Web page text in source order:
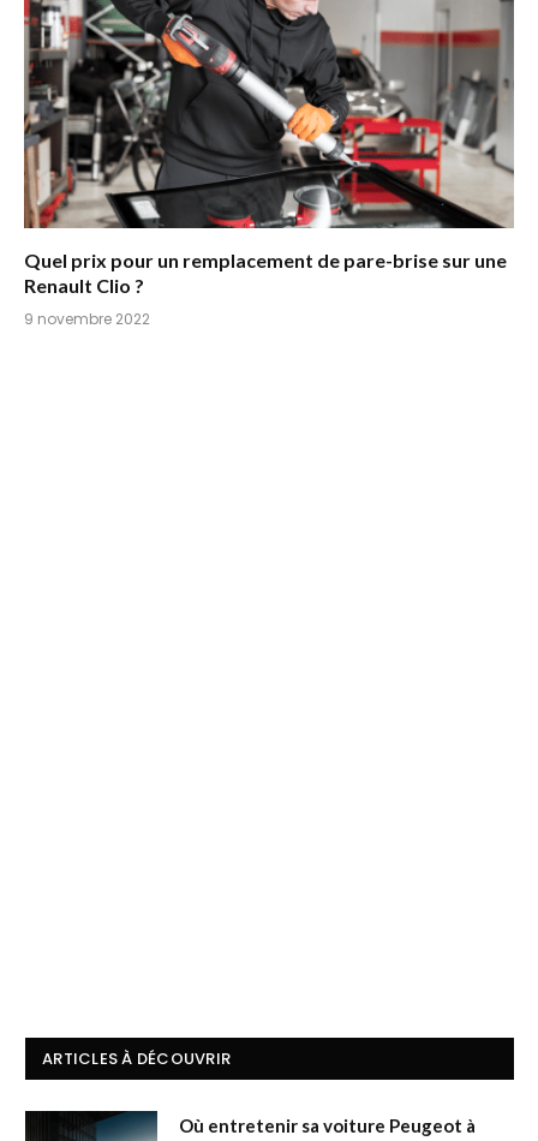
Quel prix pour un remplacement de pare-brise sur une
Renault Clio ?
9 novembre 2022
ARTICLES À DÉCOUVRIR
Où entretenir sa voiture Peugeot à